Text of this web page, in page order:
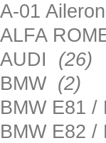
A-01
ALFA
AUDI (26)
BMW (2)
BMW E81 /
BMW E82 /